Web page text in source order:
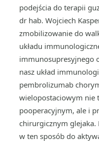
podejścia do terapii
dr hab. Wojciech
zmobilizowanie do
układu
immunosupresyjnego
nasz układ
pembrolizumab
wielopostaciowym nie
pooperacyjnym, ale i
chirurgicznym
w ten sposób do